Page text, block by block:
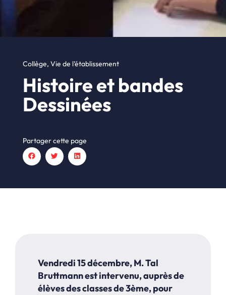
Collège, Vie de l’établissement
Histoire et bandes
Dessinées
Partager cette page
Vendredi 15 décembre, M. Tal
Bruttmann est intervenu, auprès de
élèves desclasses de 3ème, pour